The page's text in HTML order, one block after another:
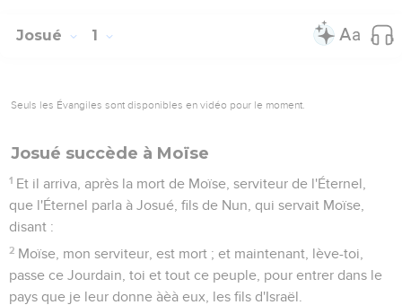
Josué 1
Seuls les Évangiles sont disponibles en vidéo pour le moment.
Josué succède à Moïse
1 Et il arriva, après la mort de Moïse, serviteur de l'Éternel,
que l'Éternel parla à Josué, fils de Nun, qui servait Moïse,
disant :
2 Moïse, mon serviteur, est mort ; et maintenant, lève-toi,
passe ce Jourdain, toi et tout ce peuple, pour entrer dans le
pays que je leur donne àèà eux, les fils d'Israël.